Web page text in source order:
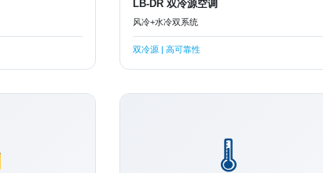
LB-DR 双冷源空调
风冷+水冷双系统
双冷源 | 高可靠性
🌡